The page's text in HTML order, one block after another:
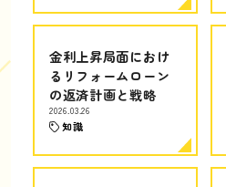
金利上昇局面におけ
るリフォームローン
の返済計画と戦略
2026.03.26
知識